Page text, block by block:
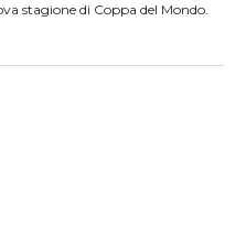
stagione di Coppa del Mondo.